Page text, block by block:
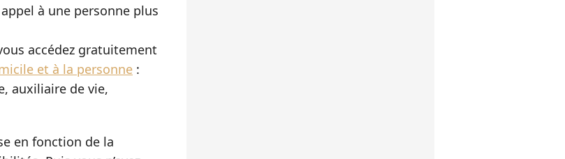
à une personne plus
accédez gratuitement
et à la personne :
auxiliaire de vie,
en fonction de la